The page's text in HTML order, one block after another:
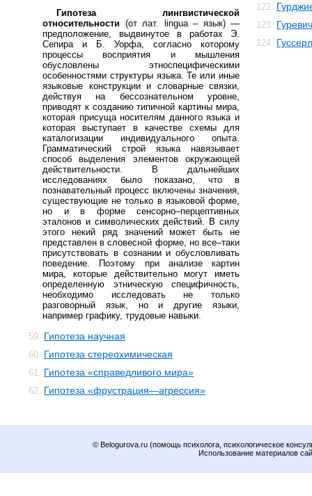
Гипотеза лингвистической
относительности (от лат. lingua – язык) —
предположение, выдвинутое в работах Э.
Сепира и Б. Уорфа, согласно которому
процессы восприятия и мышления
обусловлены этноспецифическими
особенностями структуры языка. Те или иные
языковые конструкции и словарные связки,
действуя на бессознательном уровне,
приводят к созданию типичной картины мира,
которая присуща носителям данного языка и
которая выступает в качестве схемы для
каталогизации индивидуального опыта.
Грамматический строй языка навязывает
способ выделения элементов окружающей
действительности. В дальнейших
исследованиях было показано, что в
познавательный процесс включены значения,
существующие не только в языковой форме,
но и в форме сенсорно–перцептивных
эталонов и символических действий. В силу
этого некий ряд значений может быть не
представлен в словесной форме, но все–таки
присутствовать в сознании и обусловливать
поведение. Поэтому при анализе картин
мира, которые действительно могут иметь
определенную этническую специфичность,
необходимо исследовать не только
разговорный язык, но и другие языки,
например графику, трудовые навыки.
59. Гипотеза научная
60. Гипотеза стереохимическая
61. Гипотеза «справедливого мира»
62. Гипотеза «фрустрация—агрессия»
122.
123.
124.
© Belogurova.ru (помощь психолога, психологическое
Использование материалов